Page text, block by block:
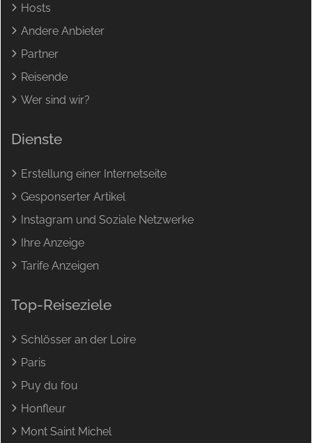
Hosts
Andere Anbieter
Partner
Reisende
Wer sind wir?
Dienste
Erstellung einer Internetseite
Gesponserter Artikel
Instagram und Soziale Netzwerke
Ihre Anzeige
Tarife Anzeigen
Top-Reiseziele
Schlösser an der Loire
Paris
Puy du fou
Honfleur
Mont Saint Michel